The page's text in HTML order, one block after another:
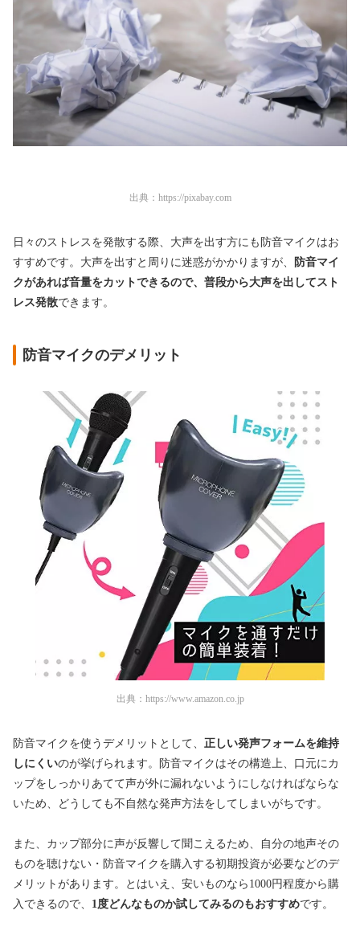
出典： https://pixabay.com
日々のストレスを発散する際、大声を出す方にも防音マイクはお
すすめです。大声を出すと周りに迷惑がかかりますが、
防音マイ
クがあれば音量をカットできるので、普段から大声を出してスト
レス発散できます。
防音マイクのデメリット
出典： https://www.amazon.co.jp
防音マイクを使うデメリットとして、 正しい発声フォームを維持
しにくいのが挙げられます。防音マイクはその構造上、口元にカ
ップをしっかりあてて声が外に漏れないようにしなければならな
いため、どうしても不自然な発声方法をしてしまいがちです。
また、カップ部分に声が反響して聞こえるため、自分の地声その
ものを聴けない・防音マイクを購入する初期投資が必要などのデ
メリットがあります。とはいえ、安いものなら1000円程度から購
入できるので、 1度どんなものか試してみるのもおすすめです。